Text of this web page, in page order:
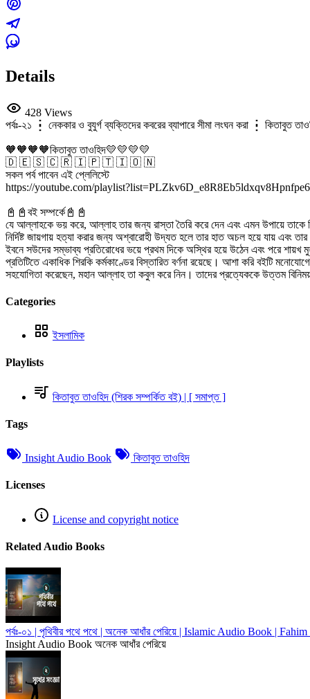
Details
428 Views
পর্বঃ-২১ ┇ নেককার ও বুযুর্গ ব্যক্তিদের কবরের ব্যাপারে সীমা লংঘন করা ┇ কিতাবুত
🧡🧡🧡🧡কিতাবুত তাওহিদ💛💛💛💛
🇩 🇪 🇸 🇨 🇷 🇮 🇵 🇹 🇮 🇴 🇳
সকল পর্ব পাবেন এই প্লেলিস্টে
https://youtube.com/
📓📓বই সম্পর্কে📓📓
যে আল্লাহকে ভয় করে, আল্লাহ তার জন্য রাস্তা তৈরি করে দেন এবং এমন উপায়ে তাকে
নির্দিষ্ট জায়গায় হত্যা করার জন্য অশ্বারোহী উদ্যত হলে তার হাত অচল হয়ে যায় এবং
ইবনে সউদের সম্ভাব্য প্রতিরোধের ভয়ে প্রথম দিকে অস্থির হয়ে উঠেন এবং পরে
প্রতিটিতে একাধিক শিরকি কর্মকাণ্ডের বিস্তারিত বর্ণনা রয়েছে। আশা করি বইটি
সহযোগিতা করেছেন, মহান আল্লাহ তা কবুল করে নিন। তাদের প্রত্যেককে উত্তম
Categories
ইসলামিক
Playlists
কিতাবুত তাওহিদ (শিরক সম্পর্কিত বই) | [ সমাপ্ত ]
Tags
Insight Audio Book কিতাবুত তাওহিদ
Licenses
License and copyright notice
Related Audio Books
পর্বঃ-০১ | পৃথিবীর পথে পথে | অনেক আধাঁর পেরিয়ে | Islamic Audio Book |
Insight Audio Book অনেক আধাঁর পেরিয়ে